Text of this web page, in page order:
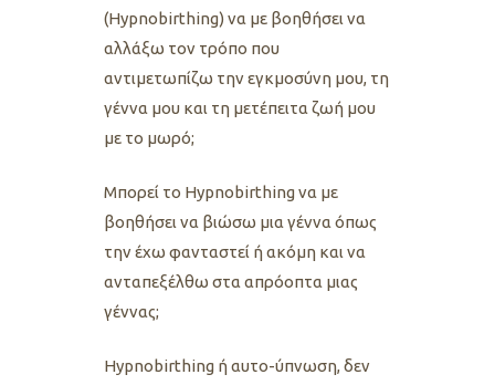
(Hypnobirthing) να με βοηθήσει να
αλλάξω τον τρόπο που
αντιμετωπίζω την εγκμοσύνη μου, τη
γέννα μου και τη μετέπειτα ζωή μου
με το μωρό;
Μπορεί το Hypnobirthing να με
βοηθήσει να βιώσω μια γέννα όπως
την έχω φανταστεί ή ακόμη και να
ανταπεξέλθω στα απρόοπτα μιας
γέννας;
Hypnobirthing ή αυτο-ύπνωση, δεν